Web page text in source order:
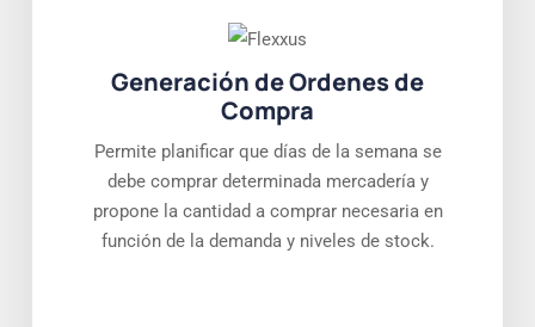
Generación de Ordenes de
Compra
Permite planificar que días de la semana se
debe comprar determinada mercadería y
propone la cantidad a comprar necesaria en
función de la demanda y niveles de stock.